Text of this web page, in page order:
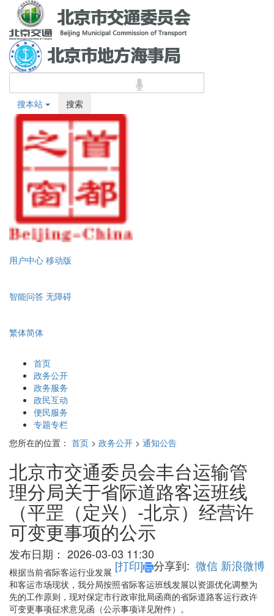
搜本站 搜索
用户中心 移动版
智能问答 无障碍
繁体简体
首页
政务公开
政务服务
政民互动
便民服务
专题专栏
您所在的位置： 首页 > 政务公开 > 通知公告
北京市交通委员会丰台运输管
理分局关于省际道路客运班线
（平罡（定兴）-北京）经营许
可变更事项的公示
发布日期： 2026-03-03 11:30
[打印] 分享到: 微信 新浪微博
根据当前省际客运行业发展
和客运市场现状，我分局按照省际客运班线发展以资源优化调整为
先的工作原则，现对保定市行政审批局函商的省际道路客运行政许
可变更事项征求意见函（公示事项详见附件）。